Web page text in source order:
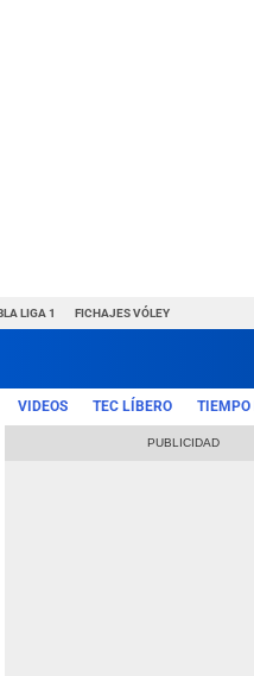
LIGA 1 FICHAJES VÓLEY
VIDEOS TEC LÍBERO TIEMPO